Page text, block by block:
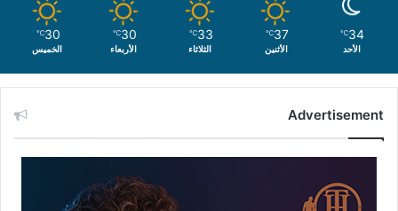
34
℃
الأحد
37
℃
الأثنين
33
℃
الثلاثاء
30
℃
الأربعاء
30
℃
الخميس
Advertisement